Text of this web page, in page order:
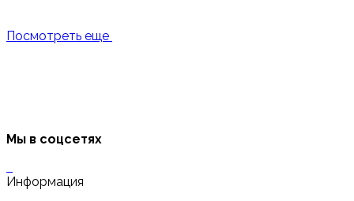
Посмотреть еще
Мы в соцсетях
Информация